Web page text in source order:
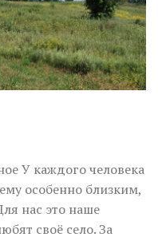
У каждого человека
особенно близким,
нас это наше
своё село. За